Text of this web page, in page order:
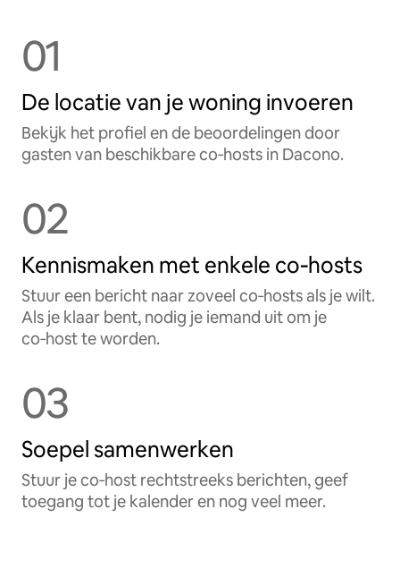
01
De locatie van je woning invoeren
Bekijk het profiel en de beoordelingen door
gasten van beschikbare co‑hosts in Dacono.
02
Kennismaken met enkele co‑hosts
Stuur een bericht naar zoveel co‑hosts als je wilt.
Als je klaar bent, nodig je iemand uit om je
co‑host te worden.
03
Soepel samenwerken
Stuur je co‑host rechtstreeks berichten, geef
toegang tot je kalender en nog veel meer.